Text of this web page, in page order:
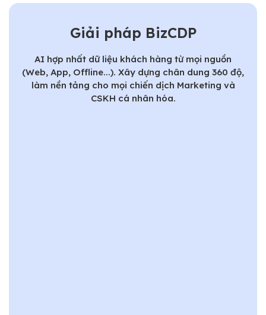
Giải pháp BizCDP
AI hợp nhất dữ liệu khách hàng từ mọi nguồn
(Web, App, Offline...). Xây dựng chân dung 360 độ,
làm nền tảng cho mọi chiến dịch Marketing và
CSKH cá nhân hóa.